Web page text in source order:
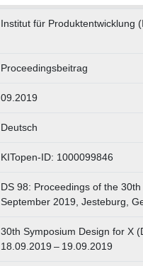
Institut für Produktentwicklung
Proceedingsbeitrag
09.2019
Deutsch
KITopen-ID: 1000099846
DS 98: Proceedings of the
September 2019, Jesteburg,
30th Symposium Design for X
18.09.2019 – 19.09.2019